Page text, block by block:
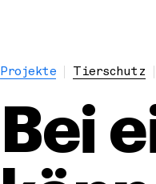
Projekte Tierschutz
Bei